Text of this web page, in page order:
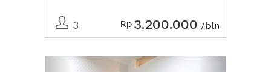
3 Rp 3.200.000 /bln
Previous